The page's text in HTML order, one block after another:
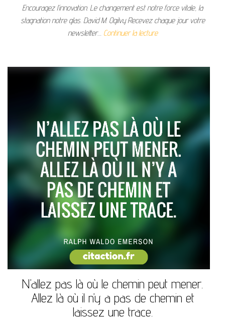
Encouragez l’innovation. Le changement est notre force vitale, la
stagnation notre glas. David M. Ogilvy Recevez chaque jour votre
newsletter… Continuer la lecture
N’allez pas là où le chemin peut mener.
Allez là où il n’y a pas de chemin et
laissez une trace.